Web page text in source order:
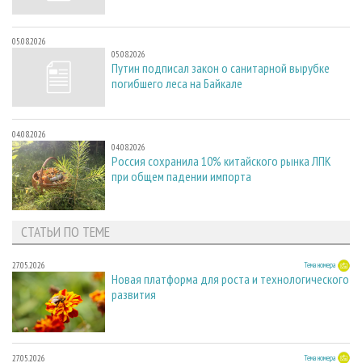
05.08.2026
05.08.2026
Путин подписал закон о санитарной вырубке
погибшего леса на Байкале
04.08.2026
04.08.2026
Россия сохранила 10% китайского рынка ЛПК
при общем падении импорта
СТАТЬИ ПО ТЕМЕ
27.05.2026 Тема номера
Новая платформа для роста и технологического
развития
27.05.2026 Тема номера